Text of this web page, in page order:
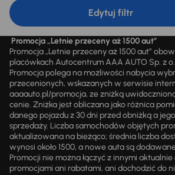
Edytuj filtr
Promocja „Letnie przeceny aż 1500 aut”
Promocja „Letnie przeceny aż 1500 aut”
placówkach Autocentrum AAA AUTO Sp. z
Promocja polega na możliwości nabycia
przecenionych, wskazanych w serwisie
aaaauto.pl/promocja, ze zniżką
cenie. Zniżka jest obliczana jako różnica
danego pojazdu z 30 dni przed obniżką a
sprzedaży. Liczba samochodów objętych
aktualizowana na bieżąco; średnia liczba
wynosi około 1500, a nowe auta są
Promocji nie można łączyć z innymi
promocjami ani rabatami, ani dochodzić do